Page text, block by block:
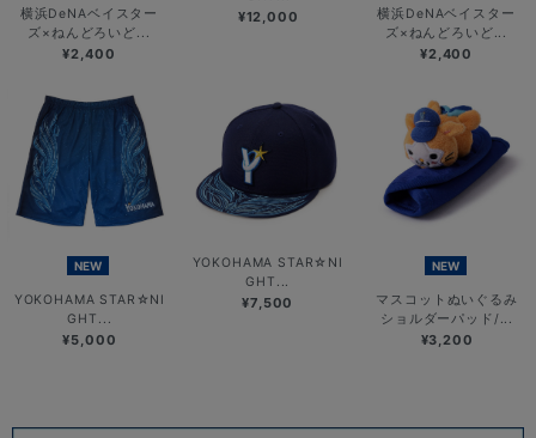
横浜DeNAベイスター
ズ×ねんどろいど...
¥2,400
¥12,000
横浜DeNAベイスター
ズ×ねんどろいど...
¥2,400
NEW
YOKOHAMA STAR☆NI
GHT...
¥5,000
YOKOHAMA STAR☆NI
GHT...
¥7,500
NEW
マスコットぬいぐるみ
ショルダーパッド/...
¥3,200